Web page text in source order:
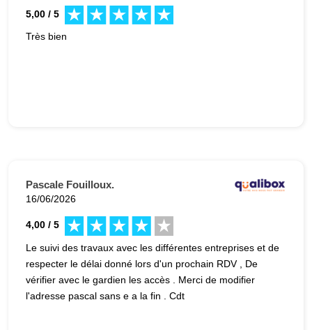
5,00 / 5
Très bien
Pascale Fouilloux.
16/06/2026
4,00 / 5
Le suivi des travaux avec les différentes entreprises et de
respecter le délai donné lors d'un prochain RDV , De
vérifier avec le gardien les accès . Merci de modifier
l'adresse pascal sans e a la fin . Cdt